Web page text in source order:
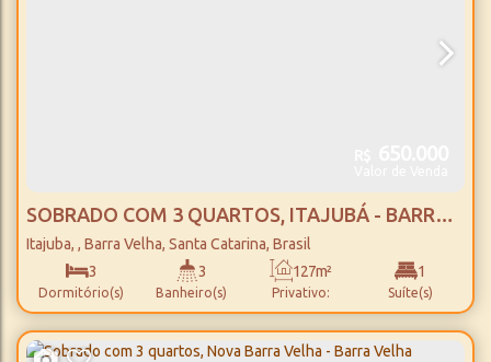
SOBRADO COM 3 QUARTOS, ITAJUBÁ - BARRA
VELHA
Itajuba , Barra Velha, Santa Catarina, Brasil
3
Dormitório(s)
3
Banheiro(s) Privativo:
127m² 1
Suíte(s)
1
Vaga(s)